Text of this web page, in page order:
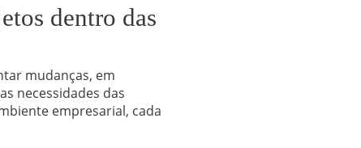
dentro das
mudanças, em
necessidades das
empresarial, cada